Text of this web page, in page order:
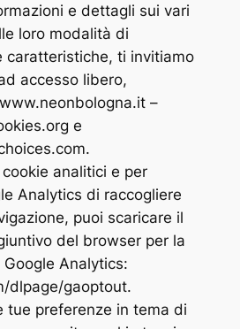
e dettagli sui vari
loro modalità di
caratteristiche, ti invitiamo
accesso libero,
–
e
analitici e per
Analytics di raccogliere
puoi scaricare il
del browser per la
Analytics:
dlpage/gaoptout.
tue preferenze in tema di